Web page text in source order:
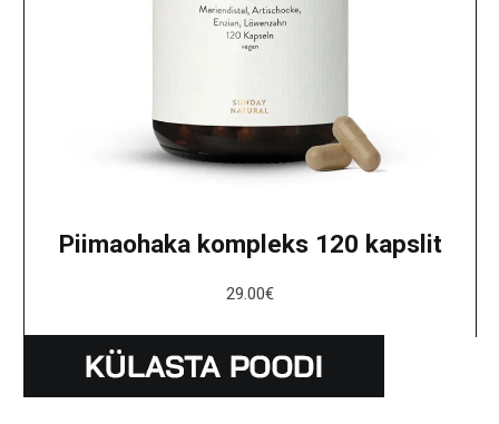
Piimaohaka kompleks 120 kapslit
29.00€